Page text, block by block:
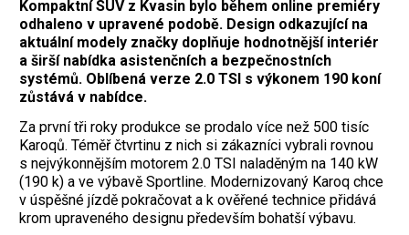
Kompaktní SUV z Kvasin bylo během online premiéry
odhaleno v upravené podobě. Design odkazující na
aktuální modely značky doplňuje hodnotnější interiér
a širší nabídka asistenčních a bezpečnostních
systémů. Oblíbená verze 2.0 TSI s výkonem 190 koní
zůstává v nabídce.
Za první tři roky produkce se prodalo více než 500 tisíc
Karoqů. Téměř čtvrtinu z nich si zákazníci vybrali rovnou
s nejvýkonnějším motorem 2.0 TSI naladěným na 140 kW
(190 k) a ve výbavě Sportline. Modernizovaný Karoq chce
v úspěšné jízdě pokračovat a k ověřené technice přidává
krom upraveného designu především bohatší výbavu.